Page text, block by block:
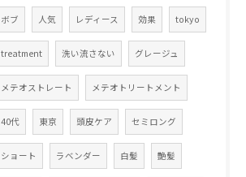
ボブ 人気 レディース 効果 tokyo
treatment 洗い流さない グレージュ
メテオストレート メテオトリートメント
40代 東京 頭皮ケア セミロング
ショート ラベンダー 白髪 艶髪